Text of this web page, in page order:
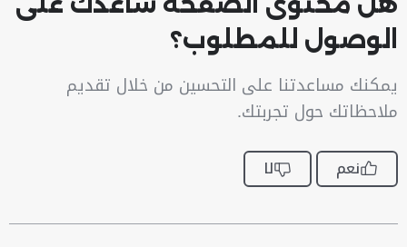
الوصول للمطلوب؟
يمكنك مساعدتنا على التحسين من خلال تقديم
ملاحظاتك حول تجربتك.
نعم لا